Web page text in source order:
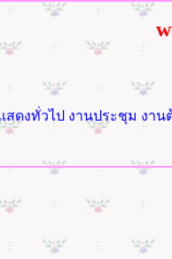
สดงทั่วไป งานประชุม งา